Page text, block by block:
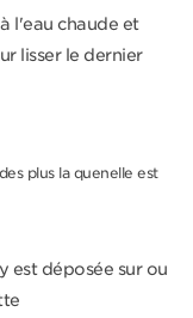
l'eau chaude et
lisser le dernier
plus la quenelle est
est déposée sur ou